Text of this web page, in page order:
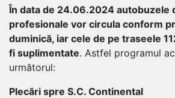
În data de 24.06.2024 autobuzele
profesionale vor circula conform
duminică, iar cele de pe traseele
fi suplimentate. Astfel programul
următorul:
Plecări spre S.C. Continental